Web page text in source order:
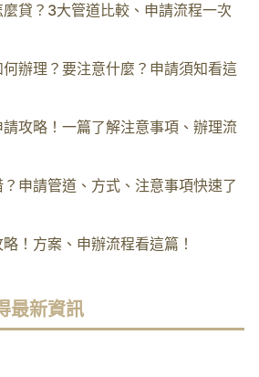
貸？3大管道比較、申請流程一次
辦理？要注意什麼？申請須知看這
攻略！一篇了解注意事項、辦理流
申請管道、方式、注意事項快速了
！方案、申辦流程看這篇！
最新資訊